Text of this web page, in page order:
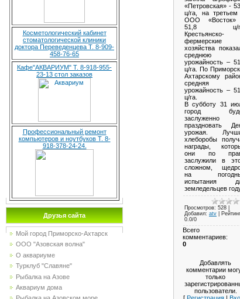
Косметологический кабинет
стоматологической клиники
доктора Переведенцева Т. 8-909-
458-76-65
Кафе"АКВАРИУМ" Т. 8-918-955-
23-13 стол заказов
Профессиональный ремонт
компьютеров и ноутбуков Т. 8-
918-378-24-24.
Друзья сайта
Мой город Приморско-Ахтарск
ООО "Азовская волна"
О аквариуме
Турклуб "Славяне"
Рыбалка на Азове
Аквариум дома
«Петровская» -
ц/га, на
ООО
51,8 ц/
Крестьянско-
фермерские
хозяйства
среднюю
урожайность –
ц/га. По
Ахтарскому
средняя
урожайность –
ц/га.
В субботу 31
город
заслуженно
праздновать
урожая.
хлеборобы
награды,
они по
заслужили в
сложном,
на
испытания
земледельцев
Просмотров: 528 |
Добавил: atv Рейтинг
0.0/0
Всего
комментариев:
0
Добавлять
комментарии
только
пользователи.